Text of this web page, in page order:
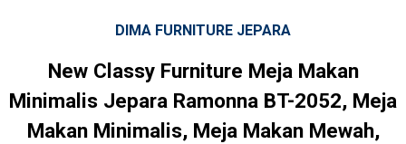
DIMA FURNITURE JEPARA
New Classy Furniture Meja Makan
Minimalis Jepara Ramonna BT-2052, Meja
Makan Minimalis, Meja Makan Mewah,